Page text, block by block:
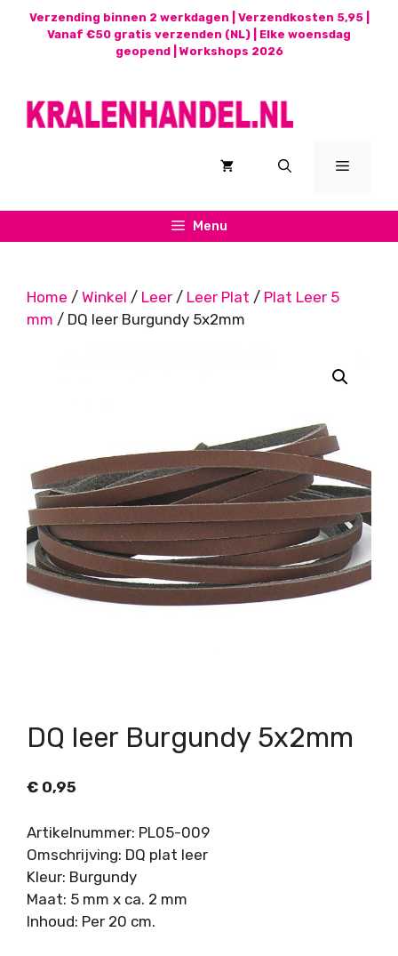
Verzending binnen 2 werkdagen | Verzendkosten 5,95 |
Vanaf €50 gratis verzenden (NL) | Elke woensdag
geopend | Workshops 2026
Menu
Menu
Home / Winkel / Leer / Leer Plat / Plat Leer 5
mm / DQ leer Burgundy 5x2mm
DQ leer Burgundy 5x2mm
€ 0,95
Artikelnummer: PL05-009
Omschrijving: DQ plat leer
Kleur: Burgundy
Maat: 5 mm x ca. 2 mm
Inhoud: Per 20 cm.